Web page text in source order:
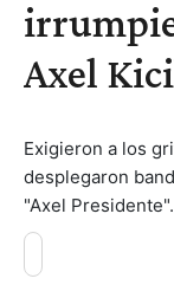
Axel
Exigieron a los
desplegaron
"Axel Presidente".